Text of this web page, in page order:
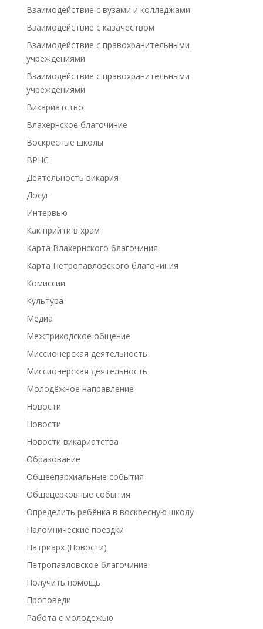
Взаимодействие с вузами и колледжами
Взаимодействие с казачеством
Взаимодействие с правохранительными
учреждениями
Взаимодействие с правохранительными
учреждениями
Викариатство
Влахернское благочиние
Воскресные школы
ВРНС
Деятельность викария
Досуг
Интервью
Как прийти в храм
Карта Влахернского благочиния
Карта Петропавловского благочиния
Комиссии
Культура
Медиа
Межприходское общение
Миссионерская деятельность
Миссионерская деятельность
Молодёжное направление
Новости
Новости
Новости викариатства
Образование
Общеепархиальные события
Общецерковные события
Определить ребёнка в воскресную школу
Паломнические поездки
Патриарх (Новости)
Петропавловское благочиние
Получить помощь
Проповеди
Работа с молодежью